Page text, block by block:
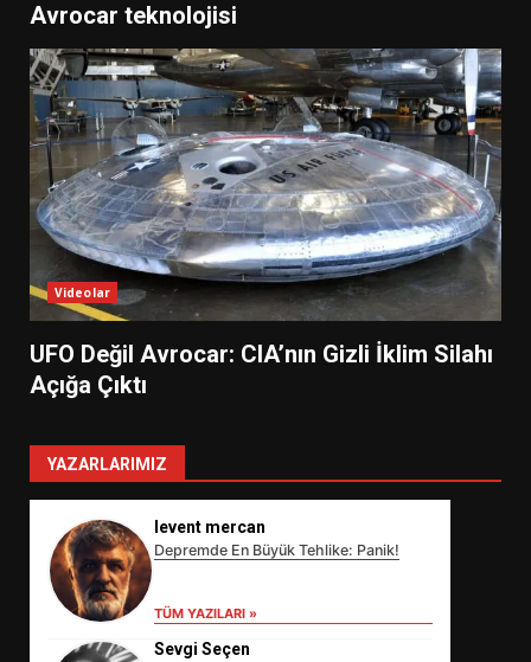
Avrocar teknolojisi
Videolar
UFO Değil Avrocar: CIA’nın Gizli İklim Silahı
Açığa Çıktı
YAZARLARIMIZ
levent mercan
Depremde En Büyük Tehlike: Panik!
TÜM YAZILARI »
Sevgi Seçen